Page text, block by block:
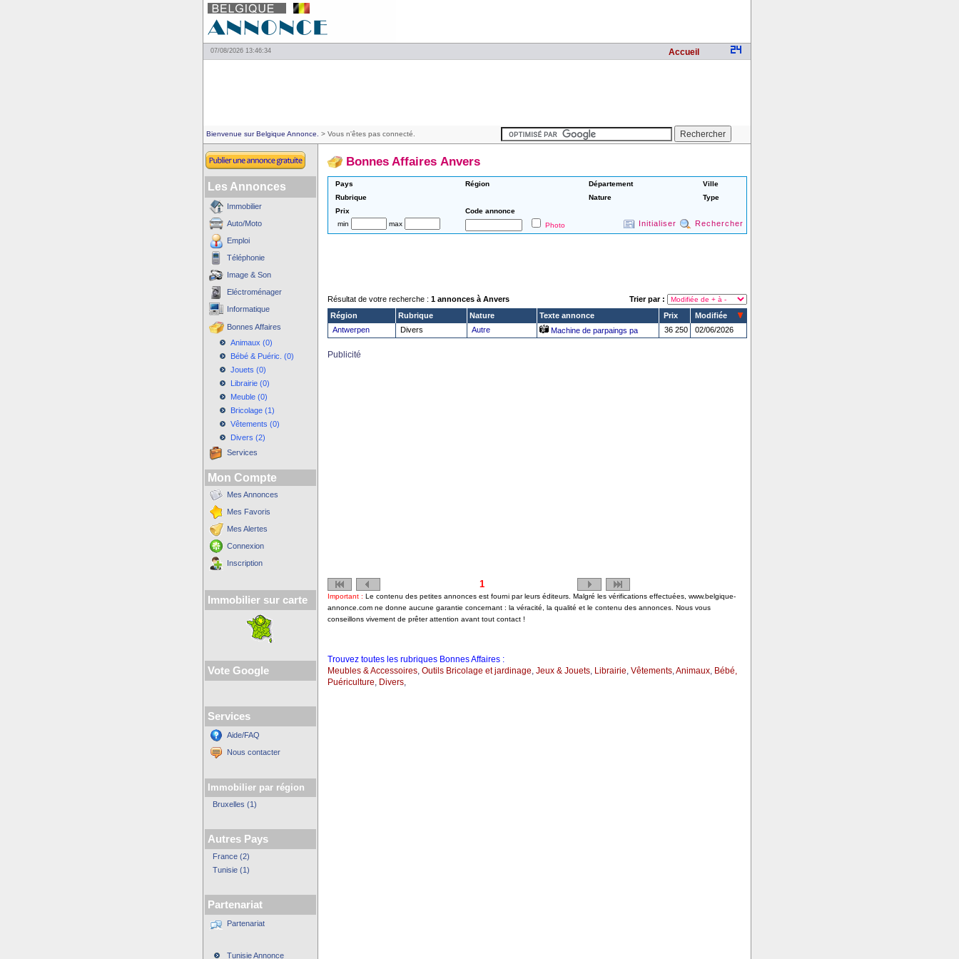
07/08/2026 13:46:34 Accueil
Bienvenue sur Belgique Annonce. > Vous n'êtes pas connecté.
Les Annonces
Immobilier
Auto/Moto
Emploi
Téléphonie
Image & Son
Eléctroménager
Informatique
Bonnes Affaires
Animaux (0)
Bébé & Puéric. (0)
Jouets (0)
Librairie (0)
Meuble (0)
Bricolage (1)
Vêtements (0)
Divers (2)
Services
Mon Compte
Mes Annonces
Mes Favoris
Mes Alertes
Connexion
Inscription
Immobilier sur carte
Vote Google
Services
Aide/FAQ
Nous contacter
Immobilier par région
Bruxelles (1)
Autres Pays
France (2)
Tunisie (1)
Partenariat
Partenariat
Tunisie Annonce
Bonnes Affaires Anvers
Pays Région Département
Ville
Rubrique
Nature
Type
Prix
Code annonce
min
max Photo Initialiser Rechercher
Résultat de votre recherche : 1 annonces à Anvers
Trier par :
Région
Rubrique Nature Texte annonce Prix
Modifiée
Antwerpen
Divers Autre Machine de parpaings pa 36 250 02/06/2026
Publicité
1
Important : Le contenu des petites annonces est fourni par leurs éditeurs. Malgré les vérifications effectuées, www.belgique-
annonce.com ne donne aucune garantie concernant : la véracité, la qualité et le contenu des annonces. Nous vous
conseillons vivement de prêter attention avant tout contact !
Trouvez toutes les rubriques Bonnes Affaires :
Meubles & Accessoires, Outils Bricolage et jardinage, Jeux & Jouets, Librairie, Vêtements,Animaux, Bébé,
Puériculture, Divers,